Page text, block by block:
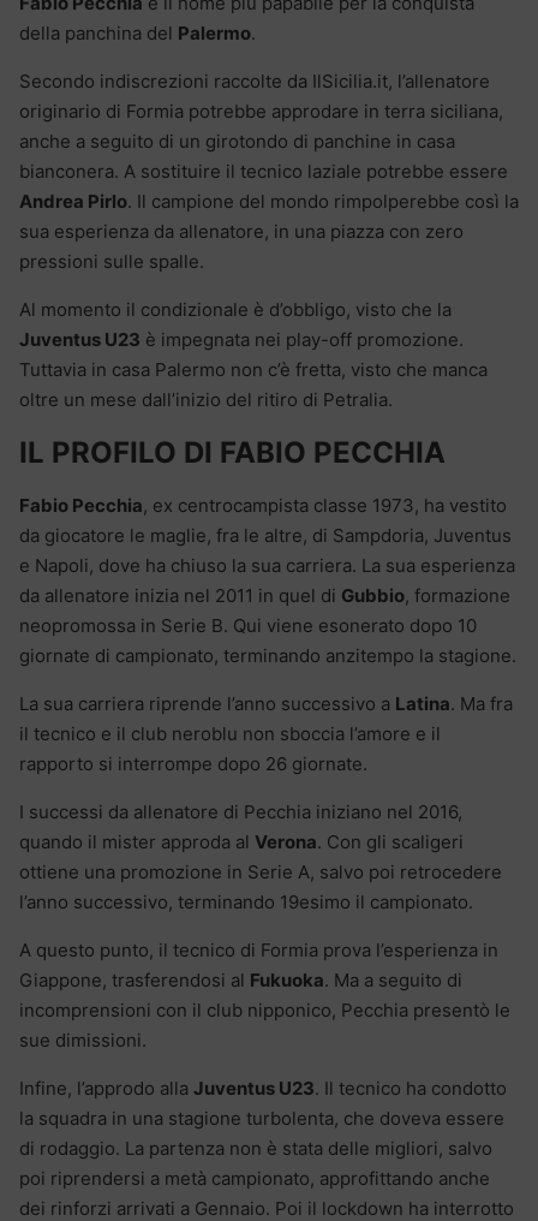
della panchina del Palermo.
Secondo indiscrezioni raccolte da IlSicilia.it, l’allenatore
originario di Formia potrebbe approdare in terra siciliana,
anche a seguito di un girotondo di panchine in casa
bianconera. A sostituire il tecnico laziale potrebbe essere
Andrea Pirlo. Il campione del mondo rimpolperebbe così la
sua esperienza da allenatore, in una piazza con zero
pressioni sulle spalle.
Al momento il condizionale è d’obbligo, visto che la
Juventus U23 è impegnata nei play-off promozione.
Tuttavia in casa Palermo non c’è fretta, visto che manca
oltre un mese dall’inizio del ritiro di Petralia.
IL PROFILO DI FABIO PECCHIA
Fabio Pecchia, ex centrocampista classe 1973, ha vestito
da giocatore le maglie, fra le altre, di Sampdoria, Juventus
e Napoli, dove ha chiuso la sua carriera. La sua esperienza
da allenatore inizia nel 2011 in quel di Gubbio, formazione
neopromossa in Serie B. Qui viene esonerato dopo 10
giornate di campionato, terminando anzitempo la stagione.
La sua carriera riprende l’anno successivo a Latina. Ma fra
il tecnico e il club neroblu non sboccia l’amore e il
rapporto si interrompe dopo 26 giornate.
I successi da allenatore di Pecchia iniziano nel 2016,
quando il mister approda al Verona. Con gli scaligeri
ottiene una promozione in Serie A, salvo poi retrocedere
l’anno successivo, terminando 19esimo il campionato.
A questo punto, il tecnico di Formia prova l’esperienza in
Giappone, trasferendosi al Fukuoka. Ma a seguito di
incomprensioni con il club nipponico, Pecchia presentò le
sue dimissioni.
Infine, l’approdo alla Juventus U23. Il tecnico ha condotto
la squadra in una stagione turbolenta, che doveva essere
di rodaggio. La partenza non è stata delle migliori, salvo
poi riprendersi a metà campionato, approfittando anche
dei rinforzi arrivati a Gennaio. Poi il lockdown ha interrotto